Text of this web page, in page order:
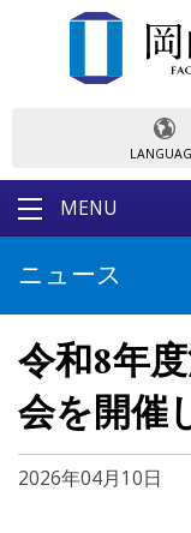
MENU
ニュース
令和8年
会を開催
2026年04月10日